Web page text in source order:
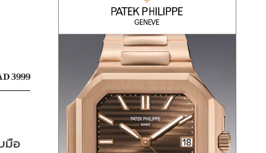
3999
มือ